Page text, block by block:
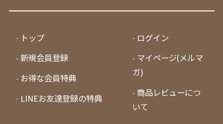
トップ
新規会員登録
お得な会員特典
LINEお友達登録の特典
ログイン
マイページ(メルマ
ガ)
商品レビューにつ
いて